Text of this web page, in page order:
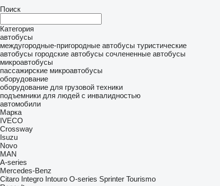
Поиск
Категория
автобусы
междугородные-пригородные автобусы туристические
автобусы городские автобусы сочлененные автобусы
микроавтобусы
пассажирские микроавтобусы
оборудование
оборудование для грузовой техники
подъемники для людей с инвалидностью
автомобили
Марка
IVECO
Crossway
Isuzu
Novo
MAN
A-series
Mercedes-Benz
Citaro Integro Intouro O-series Sprinter Tourismo